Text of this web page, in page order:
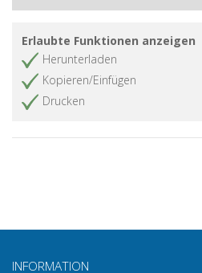
Erlaubte Funktionen anzeigen
Herunterladen
Kopieren/Einfügen
Drucken
INFORMATION